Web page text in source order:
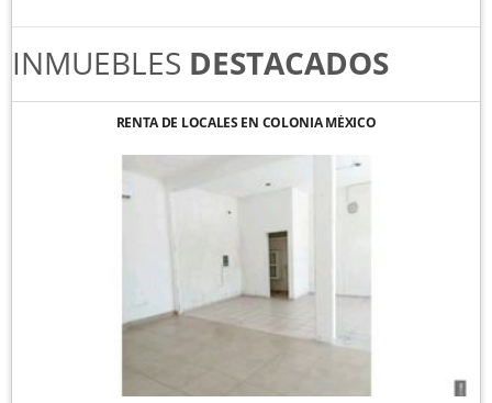
INMUEBLES DESTACADOS
RENTA DE LOCALES EN COLONIA MÉXICO